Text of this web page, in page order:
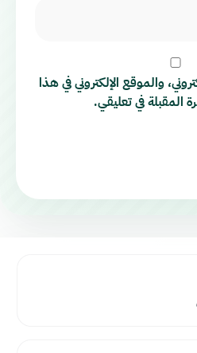
والموقع الإلكتروني في هذا
المقبلة في تعليقي.